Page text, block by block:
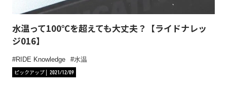
水温って100℃を超えても大丈夫？【ライドナレッ
ジ016】
RIDE Knowledge
水温
ピックアップ
2021/12/09